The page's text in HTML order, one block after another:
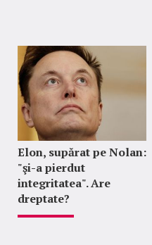
Elon, supărat pe Nolan:
"şi-a pierdut
integritatea". Are
dreptate?